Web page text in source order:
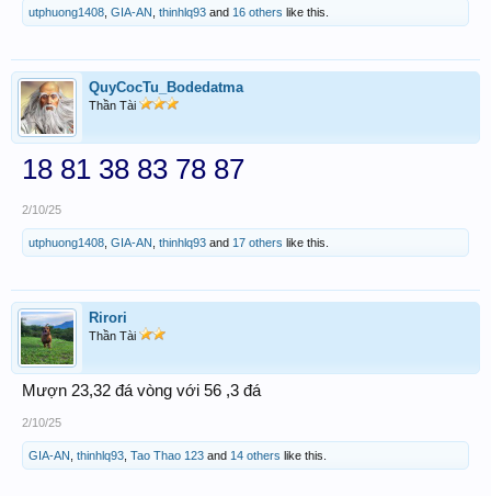
utphuong1408 GIA-AN thinhlq93 and 16 others like this.
QuyCocTu_Bodedatma
Thần Tài
18 81 38 83 78 87
2/10/25
utphuong1408 GIA-AN thinhlq93 and 17 others like this.
Rirori
Thần Tài
Mượn 23,32 đá vòng với 56 ,3 đá
2/10/25
GIA-AN thinhlq93 Tao Thao 123 and 14 others like this.